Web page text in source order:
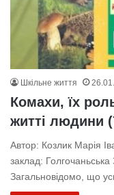
Шкільне життя
Комахи, їх
житті людини
Автор: Козлик Марія
заклад: Голгочаньська
Загальновідомо, що